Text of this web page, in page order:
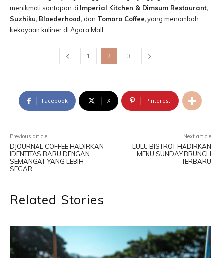
menikmati santapan di Imperial Kitchen & Dimsum Restaurant,
Suzhiku, Bloederhood, dan Tomoro Coffee,yang menambah
kekayaan kuliner di Agora Mall.
1 2 3
Facebook X Pinterest
Previous article
DJOURNAL COFFEE HADIRKAN
IDENTITAS BARU DENGAN
SEMANGAT YANG LEBIH
SEGAR
Next article
LULU BISTROT HADIRKAN
MENU SUNDAY BRUNCH
TERBARU
Related Stories